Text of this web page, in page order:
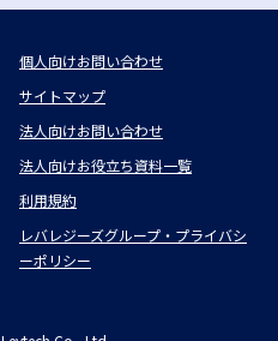
個人向けお問い合わせ
サイトマップ
法人向けお問い合わせ
法人向けお役立ち資料一覧
利用規約
レバレジーズグループ・プライバシ
ーポリシー